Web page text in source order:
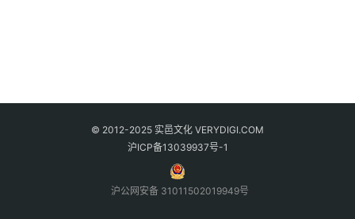
© 2012-2025 实邑文化 VERYDIGI.COM
沪ICP备13039937号-1
沪公网安备 31011502019949号